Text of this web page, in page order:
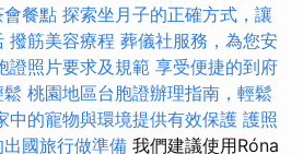
餐點 探索坐月子的正確方式，讓
撥筋美容療程 葬儀社服務，為您安
證照片要求及規範 享受便捷的到府
桃園地區台胞證辦理指南，輕鬆
中的寵物與環境提供有效保護 護照
國旅行做準備 我們建議使用Róna